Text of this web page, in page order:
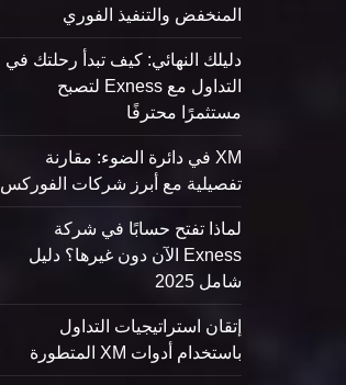
المنخفض والتنفيذ الفوري
دليلك النهائي: كيف تبدأ رحلتك في
التداول مع Exness لتصبح
مستثمرًا محترفًا
XM في دائرة الضوء: مقارنة
تفصيلية مع أبرز شركات الفوركس
لماذا تفتح حسابًا في شركة
Exness الآن دون غيرها؟ دليل
شامل 2025
إتقان استراتيجيات التداول
باستخدام أدوات XM المتطورة